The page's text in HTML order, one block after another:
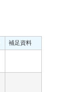
補足資料